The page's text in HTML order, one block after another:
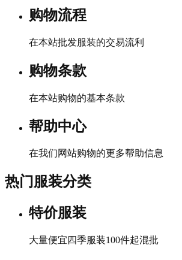
购物流程
在本站批发服装的交易流利
购物条款
在本站购物的基本条款
帮助中心
在我们网站购物的更多帮助信息
热门服装分类
特价服装
大量便宜四季服装100件起混批